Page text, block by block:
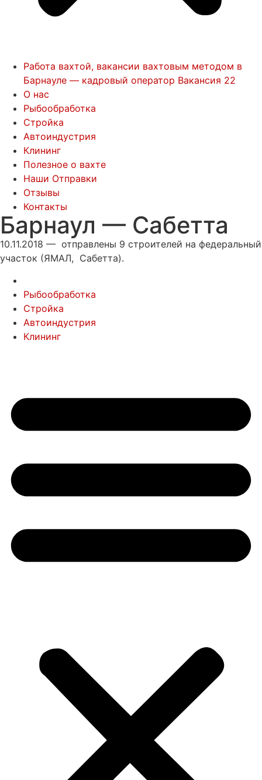
Работа вахтой, вакансии вахтовым методом в
Барнауле — кадровый оператор Вакансия 22
О нас
Рыбообработка
Стройка
Автоиндустрия
Клининг
Полезное о вахте
Наши Отправки
Отзывы
Контакты
Барнаул — Сабетта
10.11.2018 — отправлены 9 строителей на федеральный
участок (ЯМАЛ, Сабетта).
Рыбообработка
Стройка
Автоиндустрия
Клининг